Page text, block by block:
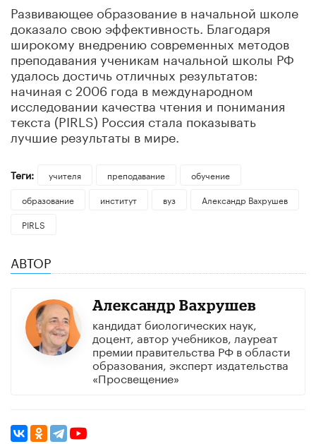
Развивающее образование в начальной школе
доказало свою эффективность. Благодаря
широкому внедрению современных методов
преподавания ученикам начальной школы РФ
удалось достичь отличных результатов:
начиная с 2006 года в международном
исследовании качества чтения и понимания
текста (PIRLS) Россия стала показывать
лучшие результаты в мире.
Теги: учителя преподавание
обучение
образование
институт вуз
Александр Вахрушев
PIRLS
АВТОР
Александр Вахрушев
кандидат биологических наук,
доцент, автор учебников, лауреат
премии правительства РФ в области
образования, эксперт издательства
«Просвещение»